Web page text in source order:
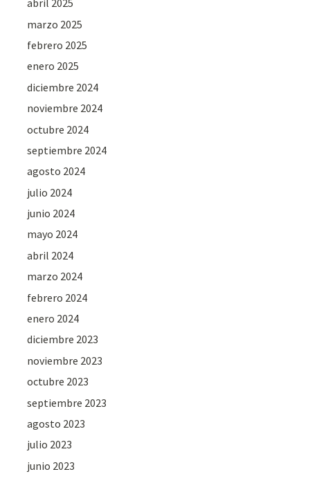
abril 2025
marzo 2025
febrero 2025
enero 2025
diciembre 2024
noviembre 2024
octubre 2024
septiembre 2024
agosto 2024
julio 2024
junio 2024
mayo 2024
abril 2024
marzo 2024
febrero 2024
enero 2024
diciembre 2023
noviembre 2023
octubre 2023
septiembre 2023
agosto 2023
julio 2023
junio 2023